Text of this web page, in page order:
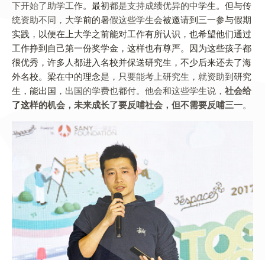
下开始了助学工作。最初都是支持成绩优异的中学生。但与传
统资助不同，大学前的暑假这些学生会被邀请到三一参与假期
实践，以便在上大学之前能对工作有所认识，也希望他们通过
工作挣到自己第一份奖学金，这样也有尊严。因为这些孩子都
很优秀，许多人都进入名校并保送研究生，不少后来还去了海
外名校。梁在中的理念是，只要能考上研究生，就资助到研究
生，能出国，出国的学费也都付。他会和这些学生说， 社会给
了这样的机会，未来成长了要反哺社会，但不需要反哺三一。